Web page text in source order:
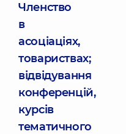
Членство
в
асоціаціях,
товариствах;
відвідування
конференцій,
курсів
тематичного